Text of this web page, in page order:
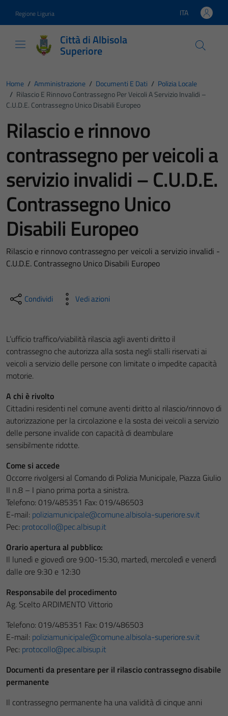
Regione Liguria Lingua attiva:
ITA
Città di Albisola
Superiore
Home / Amministrazione / Documenti E Dati / Polizia Locale
/ Rilascio E Rinnovo Contrassegno Per Veicoli A Servizio Invalidi –
C.U.D.E. Contrassegno Unico Disabili Europeo
Rilascio e rinnovo
contrassegno per veicoli a
servizio invalidi – C.U.D.E.
Contrassegno Unico
Disabili Europeo
Rilascio e rinnovo contrassegno per veicoli a servizio invalidi -
C.U.D.E. Contrassegno Unico Disabili Europeo
Condividi Vedi azioni
L’ufficio traffico/viabilità rilascia agli aventi diritto il
contrassegno che autorizza alla sosta negli stalli riservati ai
veicoli a servizio delle persone con limitate o impedite capacità
motorie.
A chi è rivolto
Cittadini residenti nel comune aventi diritto al rilascio/rinnovo di
autorizzazione per la circolazione e la sosta dei veicoli a servizio
delle persone invalide con capacità di deambulare
sensibilmente ridotte.
Come si accede
Occorre rivolgersi al Comando di Polizia Municipale, Piazza Giulio
II n.8 – I piano prima porta a sinistra.
Telefono: 019/485351 Fax: 019/486503
E-mail: poliziamunicipale@comune.albisola-superiore.sv.it
Pec: protocollo@pec.albisup.it
Orario apertura al pubblico:
Il lunedì e giovedì ore 9:00-15:30, martedì, mercoledì e venerdì
dalle ore 9:30 e 12:30
Responsabile del procedimento
Ag. Scelto ARDIMENTO Vittorio
Telefono: 019/485351 Fax: 019/486503
E-mail: poliziamunicipale@comune.albisola-superiore.sv.it
Pec: protocollo@pec.albisup.it
Documenti da presentare per il rilascio contrassegno disabile
permanente
Il contrassegno permanente ha una validità di cinque anni